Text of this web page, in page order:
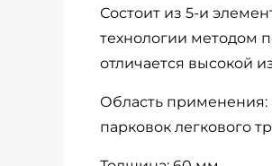
Состоит из 5-и
технологии методом
отличается высокой
Область применения:
парковок легкового